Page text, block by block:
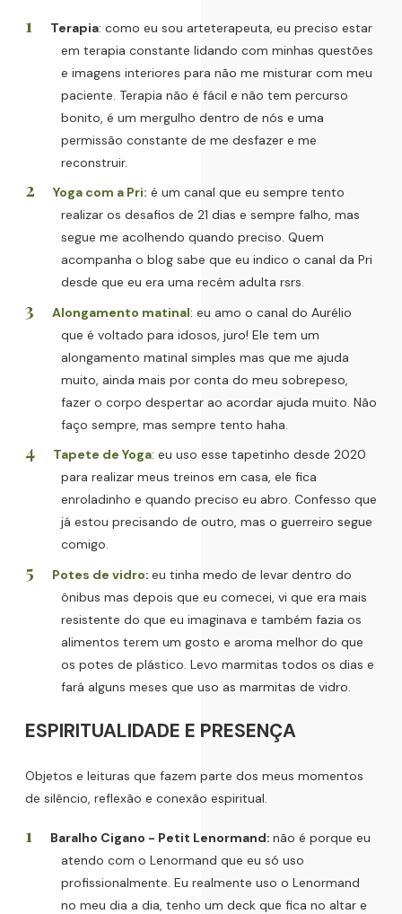
Terapia: como eu sou arteterapeuta, eu preciso estar
em terapia constante lidando com minhas questões
e imagens interiores para não me misturar com meu
paciente. Terapia não é fácil e não tem percurso
bonito, é um mergulho dentro de nós e uma
permissão constante de me desfazer e me
reconstruir.
Yoga com a Pri: é um canal que eu sempre tento
realizar os desafios de 21 dias e sempre falho, mas
segue me acolhendo quando preciso. Quem
acompanha o blog sabe que eu indico o canal da Pri
desde que eu era uma recém adulta rsrs.
Alongamento matinal: eu amo o canal do Aurélio
que é voltado para idosos, juro! Ele tem um
alongamento matinal simples mas que me ajuda
muito, ainda mais por conta do meu sobrepeso,
fazer o corpo despertar ao acordar ajuda muito. Não
faço sempre, mas sempre tento haha.
Tapete de Yoga: eu uso esse tapetinho desde 2020
para realizar meus treinos em casa, ele fica
enroladinho e quando preciso eu abro. Confesso que
já estou precisando de outro, mas o guerreiro segue
comigo.
Potes de vidro: eu tinha medo de levar dentro do
ônibus mas depois que eu comecei, vi que era mais
resistente do que eu imaginava e também fazia os
alimentos terem um gosto e aroma melhor do que
os potes de plástico. Levo marmitas todos os dias e
fará alguns meses que uso as marmitas de vidro.
ESPIRITUALIDADE E PRESENÇA
Objetos e leituras que fazem parte dos meus momentos
de silêncio, reflexão e conexão espiritual.
Baralho Cigano - Petit Lenormand: não é porque eu
atendo com o Lenormand que eu só uso
profissionalmente. Eu realmente uso o Lenormand
no meu dia a dia, tenho um deck que fica no altar e